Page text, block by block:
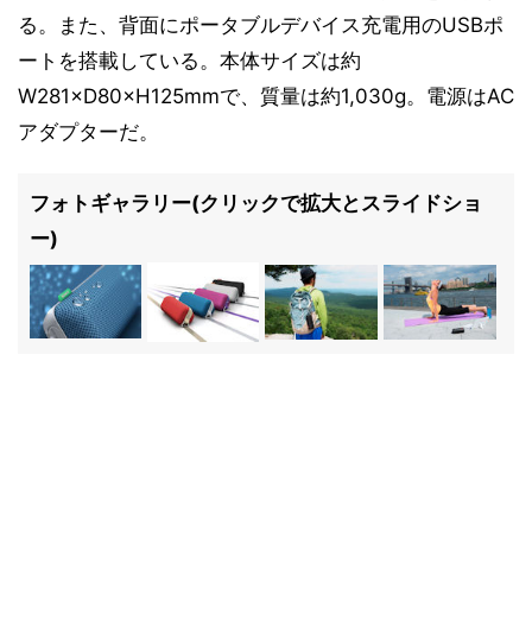
る。また、背面にポータブルデバイス充電用のUSBポ
ートを搭載している。本体サイズは約
W281×D80×H125mmで、質量は約1,030g。電源はAC
アダプターだ。
フォトギャラリー(クリックで拡大とスライドショ
ー)